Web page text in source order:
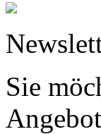
Sie